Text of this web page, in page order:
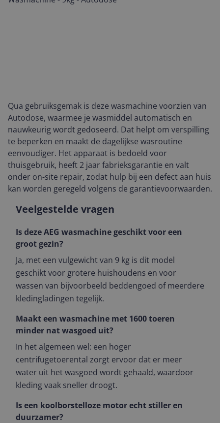
Qua gebruiksgemak is deze wasmachine voorzien van
Autodose, waarmee je wasmiddel automatisch en
nauwkeurig wordt gedoseerd. Dat helpt om verspilling
te beperken en maakt de dagelijkse wasroutine
eenvoudiger. Het apparaat is bedoeld voor
thuisgebruik, heeft 2 jaar fabrieksgarantie en valt
onder on-site repair, zodat hulp bij een defect aan huis
kan worden geregeld volgens de garantievoorwaarden.
Veelgestelde vragen
Is deze AEG wasmachine geschikt voor een
groot gezin?
Ja, met een vulgewicht van 9 kg is dit model
geschikt voor grotere huishoudens en voor
wassen van bijvoorbeeld beddengoed of meerdere
kledingladingen tegelijk.
Maakt een wasmachine met 1600 toeren
minder nat wasgoed uit?
In het algemeen wel: een hoger
centrifugetoerental zorgt ervoor dat er meer
water uit het wasgoed wordt gehaald, waardoor
kleding vaak sneller droogt.
Is een koolborstelloze motor echt stiller en
duurzamer?